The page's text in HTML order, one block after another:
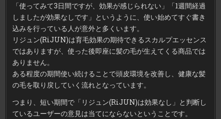
「使ってみて3日間ですが、効果が感じられない」「1週間経過
しましたが効果なしです」というように、使い始めてすぐ書き
込みを行っている人が意外と多くいます。
リジュン(RiJUN)は育毛効果の期待できるスカルプエッセンス
ではありますが、使った後即座に髪の毛が生えてくる商品では
ありません。
ある程度の期間使い続けることで頭皮環境を改善し、健康な髪
の毛を取り戻していく流れとなっています。
つまり、短い期間で「リジュン(RiJUN)は効果なし」と判断し
ているユーザーの意見は当てにならないということです。